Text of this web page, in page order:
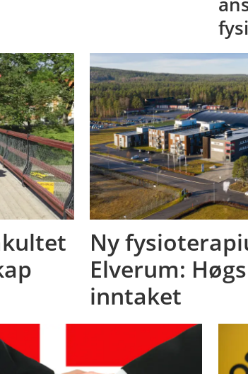
Ny
Elverum:
inntaket